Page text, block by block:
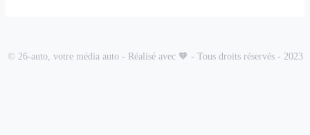
© 26-auto, votre média auto - Réalisé avec 🧡 - Tous droits réservés - 2023